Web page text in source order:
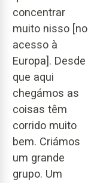
concentrar
muito nisso [no
acesso à
Europa]. Desde
que aqui
chegámos as
coisas têm
corrido muito
bem. Criámos
um grande
grupo. Um